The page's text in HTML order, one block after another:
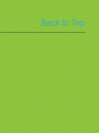
Back to Top